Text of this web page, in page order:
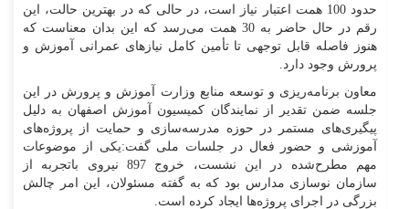
حدود 100 همت اعتبار نیاز است، در حالی که در بهترین حالت، این
رقم در حال حاضر به 30 همت می‌رسد که این بدان معناست که
هنوز فاصله قابل توجهی تا تأمین کامل نیازهای عمرانی آموزش و
پرورش وجود دارد.
معاون برنامه‌ریزی و توسعه منابع وزارت آموزش و پرورش در این
جلسه ضمن تقدیر از نمایندگان کمیسیون آموزش اصفهان به دلیل
پیگیری‌های مستمر در حوزه مدرسه‌سازی و حمایت از پروژه‌های
آموزشی و حضور فعال در جلسات ملی گفت:یکی از موضوعات
مهم مطرح‌شده در این نشست، خروج 897 نیروی باتجربه از
سازمان نوسازی مدارس بود که به گفته مسئولان، این امر چالش
بزرگی در اجرای پروژه‌ها ایجاد کرده است.